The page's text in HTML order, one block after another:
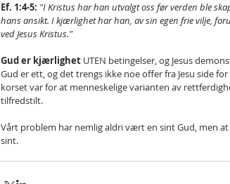
Ef. 1:4-5: "I Kristus har han utvalgt oss før verden ble
hans ansikt. I kjærlighet har han, av sin egen frie vilje,
ved Jesus Kristus."
Gud er kjærlighet UTEN betingelser, og Jesus
Gud er ett, og det trengs ikke noe offer fra Jesu side
korset var for at menneskelige varianten av
tilfredstilt.
Vårt problem har nemlig aldri vært en sint Gud, men at
sint.